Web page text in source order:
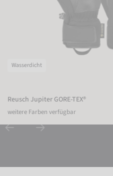
Wasserdicht
Reusch Jupiter GORE-TEX®
weitere Farben verfügbar